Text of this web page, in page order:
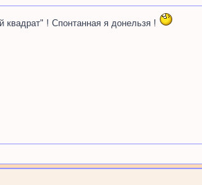
! Спонтанная я донельзя !